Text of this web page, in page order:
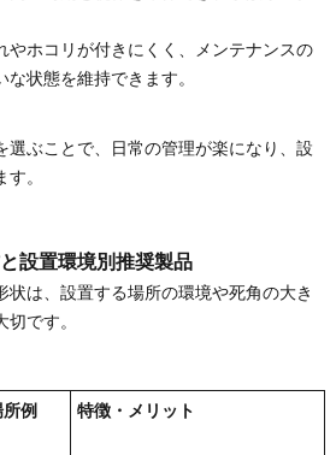
やホコリが付きにくく、メンテナンスの
状態を維持できます。
選ぶことで、日常の管理が楽になり、設
。
設置環境別推奨製品
は、設置する場所の環境や死角の大き
です。
例 特徴・メリット